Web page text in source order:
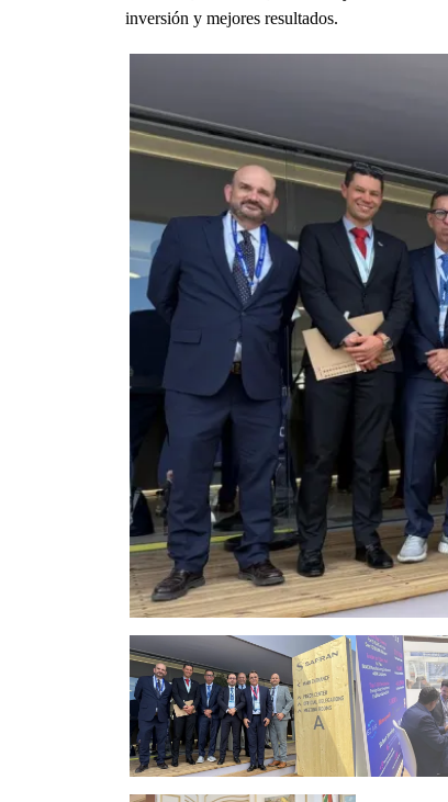
inversión y mejores resultados.